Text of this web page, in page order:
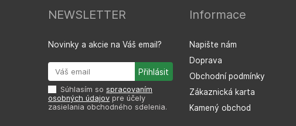
NEWSLETTER
Novinky a akcie na Váš email?
Súhlasím so spracovaním
osobných údajov pre účely
zasielania obchodného sdelenia.
Informace
Napište nám
Doprava
Obchodní podmínky
Zákaznická karta
Kamený obchod